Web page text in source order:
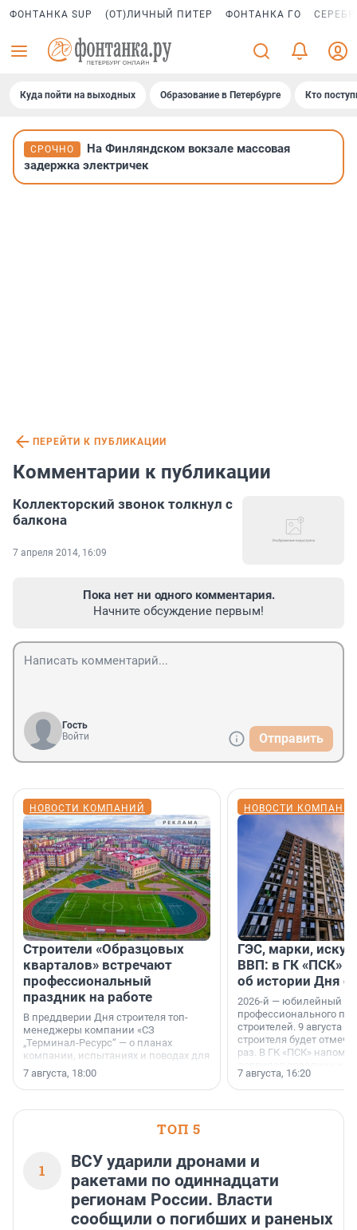
ФОНТАНКА SUP (ОТ)ЛИЧНЫЙ ПИТЕР ФОНТАНКА ГО
Куда пойти на выходных Образование в Петербурге Кто
СРОЧНО
На Финляндском вокзале массовая
задержка электричек
ПЕРЕЙТИ К ПУБЛИКАЦИИ
Комментарии к публикации
Коллекторский звонок толкнул с
балкона
7 апреля 2014, 16:09
Пока нет ни одного комментария.
Начните обсуждение первым!
Гость
Войти
Отправить
НОВОСТИ КОМПАНИЙ
Строители «Образцовых
кварталов» встречают
профессиональный
праздник на работе
В преддверии Дня строителя топ-
менеджеры компании «СЗ
„Терминал-Ресурс“ — о планах
компании, испытаниях и поводах для
осторожного оптимизма.
7 августа, 18:00
НОВОСТИ
ГЭС, марки,
ВВП: в ГК «ПСК»
об истории Дня
2026-й — юбилейный
профессионального
строителей. 9 августа
строителя будет
раз. В ГК «ПСК»
поменялась роль
7 августа, 16:20
ТОП 5
1
ВСУ ударили дронами и
ракетами по одиннадцати
регионам России. Власти
сообщили о погибших и раненых